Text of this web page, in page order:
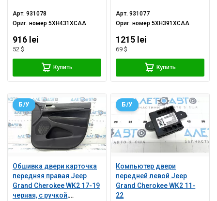
кожа черная с красной
строчкой, молдинг
темное дерево с хром,
царапины
Арт.931078
Ориг. номер5XH431XCAA
916 lei
52 $
Купить
кожа черная с красной
строчкой, молдинг
темное дерево с хром,
под память, потерта
Арт.931077
Ориг. номер5XH391XCAA
1215 lei
69 $
Купить
Обшивка двери карточка
передняя правая Jeep
Grand Cherokee WK2 17-19
черная, с ручкой,
Б/У
Компьютер двери
передней левой Jeep
Grand Cherokee WK2 11-
22
Б/У